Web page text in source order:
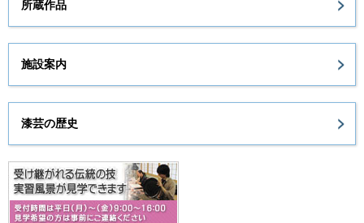
所蔵作品
施設案内
漆芸の歴史